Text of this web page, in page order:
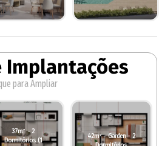
Implantações
para Ampliar
37m² - 2
Dormitórios (1
42m² - Garden - 2